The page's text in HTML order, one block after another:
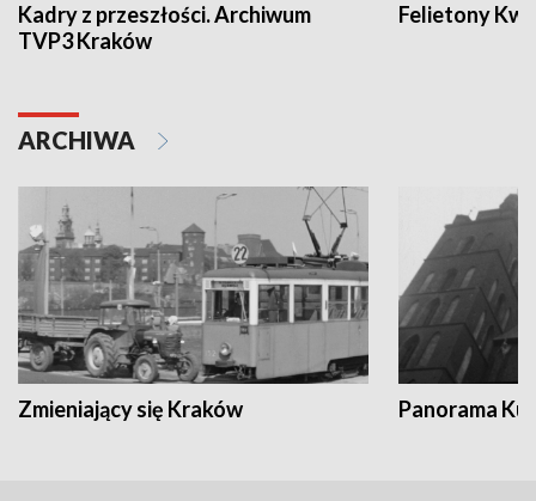
Kadry z przeszłości. Archiwum
TVP3 Kraków
Felietony
ARCHIWA
Zmieniający się Kraków Panorama